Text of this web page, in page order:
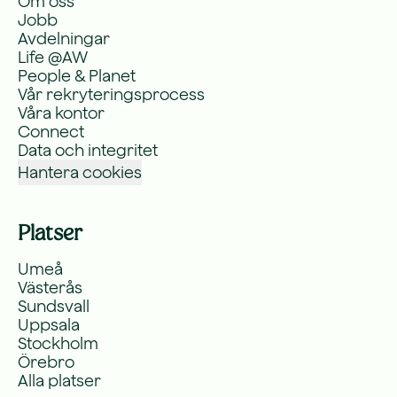
Jobb
Avdelningar
Life @AW
People & Planet
Vår rekryteringsprocess
Våra kontor
Connect
Data och integritet
Hantera cookies
Platser
Umeå
Västerås
Sundsvall
Uppsala
Stockholm
Örebro
Alla platser